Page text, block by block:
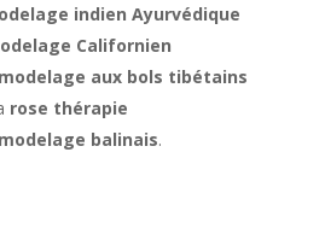
indien Ayurvédique
Californien
modelage aux bols tibétains
rose thérapie
modelage balinais.